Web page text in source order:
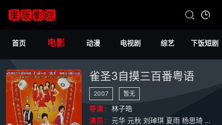
首页 电影 动漫 电视剧 综艺 下饭短剧
雀圣3自摸三百番粤语
2007 暂无
导演 :
林子皓
演员 :
元华 元秋 刘琸琪 夏雨 杨思琦 郭晋